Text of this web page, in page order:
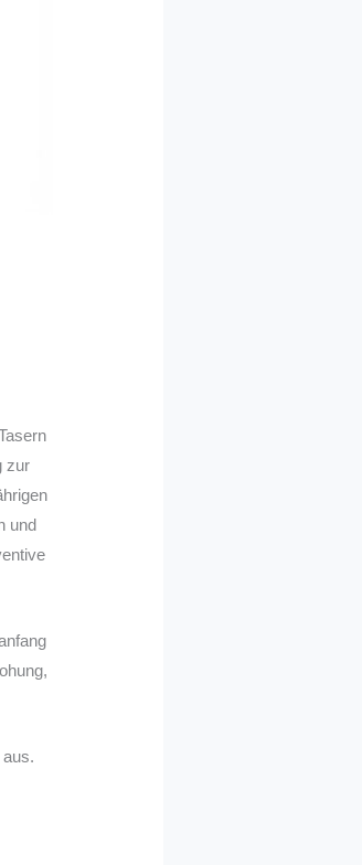
zur
und